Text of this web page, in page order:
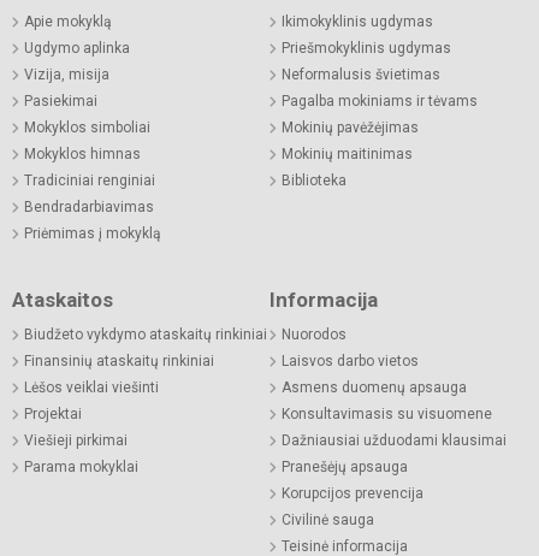
Apie mokyklą
Ugdymo aplinka
Vizija, misija
Pasiekimai
Mokyklos simboliai
Mokyklos himnas
Tradiciniai renginiai
Bendradarbiavimas
Priėmimas į mokyklą
Ikimokyklinis ugdymas
Priešmokyklinis ugdymas
Neformalusis švietimas
Pagalba mokiniams ir tėvams
Mokinių pavėžėjimas
Mokinių maitinimas
Biblioteka
Ataskaitos
Biudžeto vykdymo ataskaitų rinkiniai
Finansinių ataskaitų rinkiniai
Lėšos veiklai viešinti
Projektai
Viešieji pirkimai
Parama mokyklai
Informacija
Nuorodos
Laisvos darbo vietos
Asmens duomenų apsauga
Konsultavimasis su visuomene
Dažniausiai užduodami klausimai
Pranešėjų apsauga
Korupcijos prevencija
Civilinė sauga
Teisinė informacija